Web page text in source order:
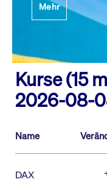
Mehr
Kurse (15
2026-08-
Name
DAX